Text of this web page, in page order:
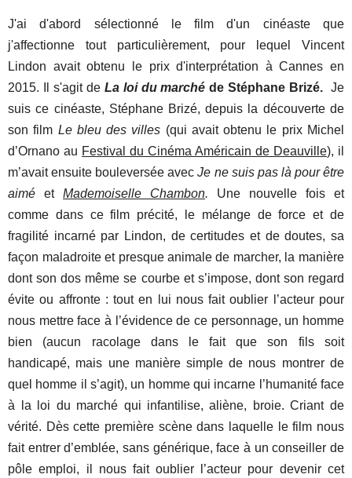
J'ai d'abord sélectionné le film d'un cinéaste que
j'affectionne tout particulièrement, pour lequel Vincent
Lindon avait obtenu le prix d'interprétation à Cannes en
2015. Il s'agit de La loi du marché de Stéphane Brizé. Je
suis ce cinéaste, Stéphane Brizé, depuis la découverte de
son film Le bleu des villes (qui avait obtenu le prix Michel
d’Ornano au Festival du Cinéma Américain de Deauville), il
m’avait ensuite bouleversée avecJe ne suis pas là pour être
aimé etMademoiselle Chambon. Une nouvelle fois et
comme dans ce film précité, le mélange de force et de
fragilité incarné par Lindon, de certitudes et de doutes, sa
façon maladroite et presque animale de marcher, la manière
dont son dos même se courbe et s’impose, dont son regard
évite ou affronte : tout en lui nous fait oublier l’acteur pour
nous mettre face à l’évidence de ce personnage, un homme
bien (aucun racolage dans le fait que son fils soit
handicapé, mais une manière simple de nous montrer de
quel homme il s’agit), un homme qui incarne l’humanité face
à la loi du marché qui infantilise, aliène, broie. Criant de
vérité. Dès cette première scène dans laquelle le film nous
fait entrer d’emblée, sans générique, face à un conseiller de
pôle emploi, il nous fait oublier l’acteur pour devenir cet